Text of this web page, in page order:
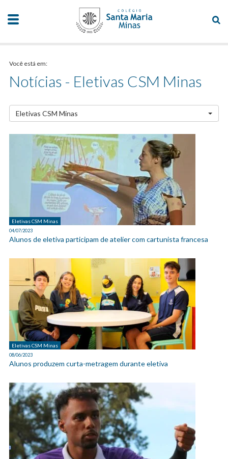
Você está em:
Notícias - Eletivas CSM Minas
Eletivas CSM Minas
Eletivas CSM Minas
04/07/2023
Alunos de eletiva participam de atelier com cartunista francesa
Eletivas CSM Minas
08/06/2023
Alunos produzem curta-metragem durante eletiva